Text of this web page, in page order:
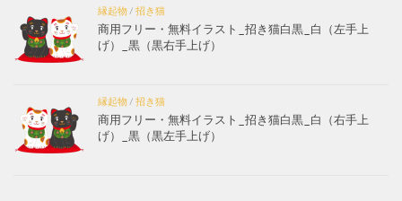
縁起物/ 招き猫
商用フリー・無料イラスト_招き猫白黒_白（左手上
げ）_黒（黒右手上げ）
縁起物/ 招き猫
商用フリー・無料イラスト_招き猫白黒_白（右手上
げ）_黒（黒左手上げ）